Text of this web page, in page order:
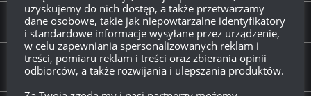
Excalibur, Chimera i Object 279 (e) – trzej
muszkieterowie misji osobistych
PREVIOUS STORY
[WaThunder DevBlog] I-225: Zawodnik wysokich lotów
uzyskujemy do nich dostęp, a także przetwarzamy
dane osobowe, takie jak niepowtarzalne identyfikatory
i standardowe informacje wysyłane przez urządzenie,
w celu zapewniania spersonalizowanych reklam i
treści, pomiaru reklam i treści oraz zbierania opinii
odbiorców, a także rozwijania i ulepszania produktów.